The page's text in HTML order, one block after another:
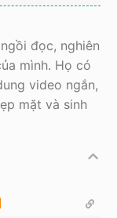
đọc, nghiên
mình. Họ có
video ngắn,
mặt và sinh